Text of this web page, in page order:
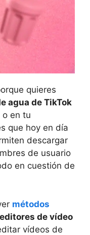
quieres
agua de TikTok
o en tu
que hoy en día
descargar
de usuario
en cuestión de
métodos
de vídeo
vídeos de